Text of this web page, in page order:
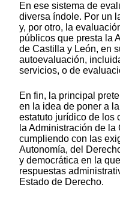
En ese sistema de
diversa índole. Por un
y, por otro, la
públicos que presta la
de Castilla y León, en
autoevaluación,
servicios, o de
En fin, la principal
en la idea de poner a
estatuto jurídico de los
la Administración de
cumpliendo con las
Autonomía, del
y democrática en la
respuestas
Estado de Derecho.